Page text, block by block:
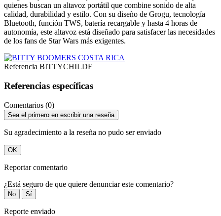
quienes buscan un altavoz portátil que combine sonido de alta
calidad, durabilidad y estilo. Con su diseño de Grogu, tecnología
Bluetooth, función TWS, batería recargable y hasta 4 horas de
autonomía, este altavoz está diseñado para satisfacer las necesidades
de los fans de Star Wars más exigentes.
Referencia BITTYCHILDF
Referencias específicas
Comentarios (0)
Sea el primero en escribir una reseña
Su agradecimiento a la reseña no pudo ser enviado
OK
Reportar comentario
¿Está seguro de que quiere denunciar este comentario?
No Sí
Reporte enviado